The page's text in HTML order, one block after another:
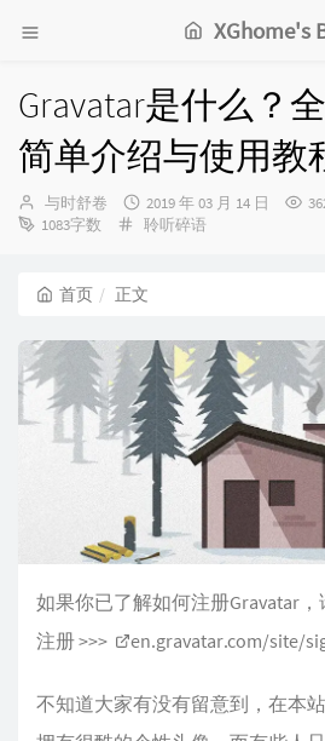
XGhome's
Gravatar是什么？
简单介绍与使用教
博
主：
与时舒卷
发
布
2019 年 03 月 14 日
1083字数
分
聆听碎语
首页 正文
如果你已了解如何注册Gravatar
注册 >>>
en.gravatar.com/site/
不知道大家有没有留意到，在本